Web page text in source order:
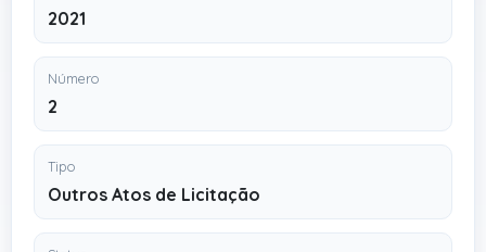
2021
Número
2
Tipo
Outros Atos de Licitação